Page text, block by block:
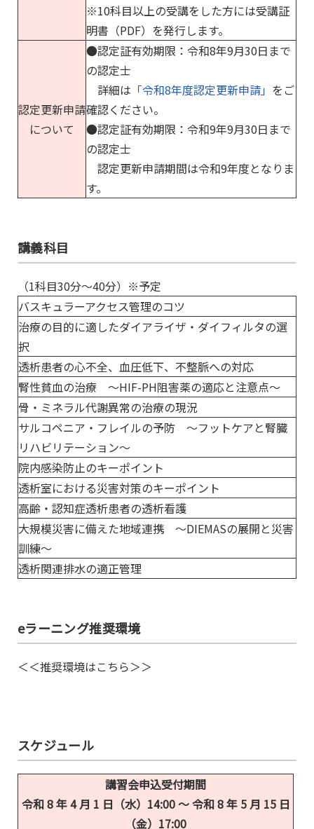
※10科目以上の受講をした方には受講証
明書（PDF）を発行します。
認定更新申請
について
●認定証有効期限：令和8年9月30日まで
の認定士
詳細は 「令和8年度認定更新申請」 をご
確認ください。
●認定証有効期限：令和9年9月30日まで
の認定士
認定更新申請期間は令和9年度となりま
す。
講義科目
（1科目30分～40分）※予定
バスキュラーアクセス管理のコツ
治療の目的に適したダイアライザ・ダイフィルタの選
択
透析患者の心不全、血圧低下、不整脈への対応
腎性貧血の治療 ～HIF-PH阻害薬の適応と注意点～
骨・ミネラル代謝異常の治療の現況
サルコペニア・フレイルの予防 ～フットケアと腎臓
リハビリテーション～
院内感染防止のキーポイント
透析室における災害対策のキーポイント
高齢・認知症透析患者の透析看護
大規模災害に備えた地域連携 ～DIEMASの展開と災害
訓練～
透析関連排水の適正管理
eラーニング推奨環境
＜＜推奨環境はこちら＞＞
スケジュール
講習会申込受付期間
令和 8 年 4 月 1 日（水）14:00 ～ 令和 8 年 5 月 15 日
（金）17:00